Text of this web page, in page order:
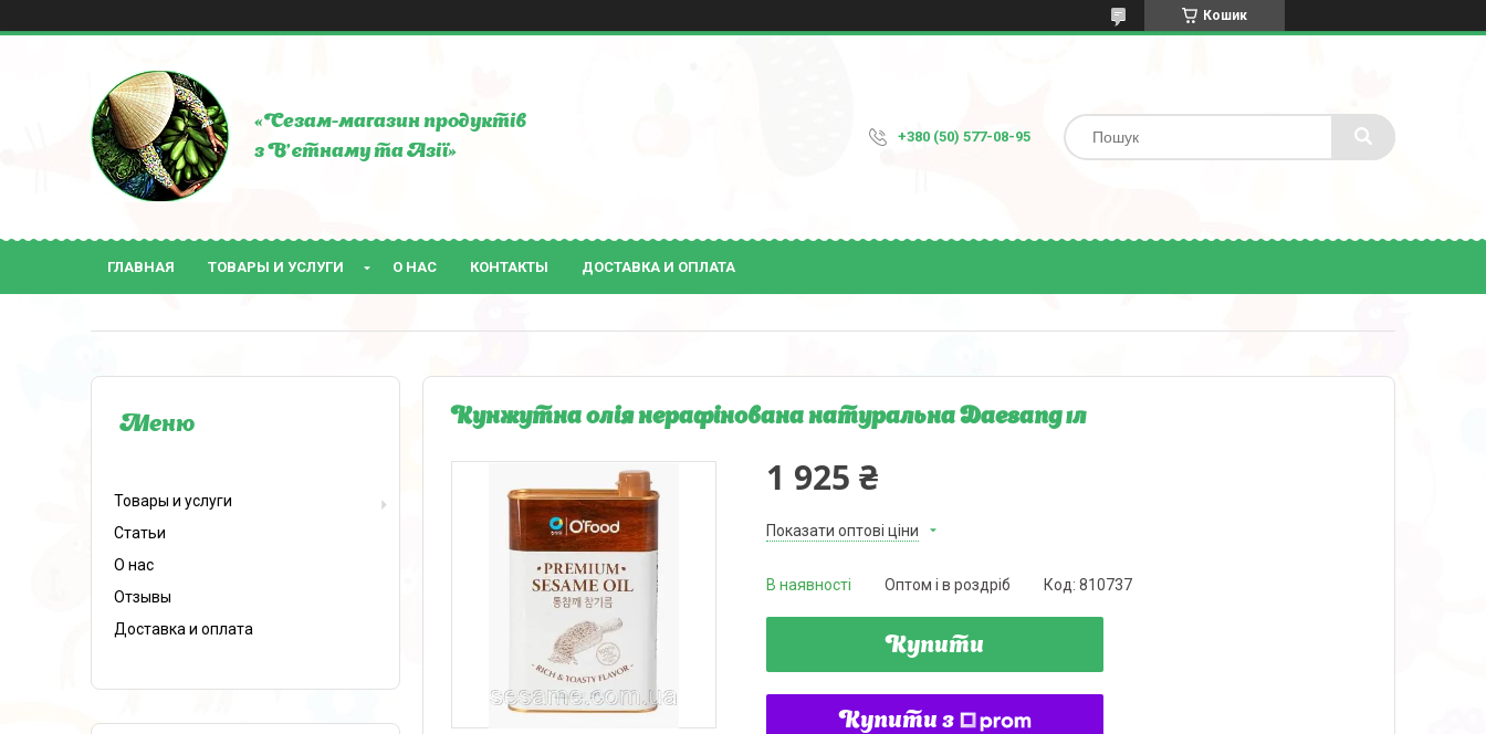
Кошик
«Сезам-магазин продуктів
з В'єтнаму та Азії»
+380 (50) 577-08-95
ГЛАВНАЯ ТОВАРЫ И УСЛУГИ О НАС КОНТАКТЫ ДОСТАВКА И ОПЛАТА
Кунжутна олія нерафінована натуральна Daesang 1л
1 925 ₴
Показати оптові ціни
В наявності Оптом і в роздріб Код: 810737
Купити
Купити з
Товары и услуги
Статьи
О нас
Отзывы
Доставка и оплата